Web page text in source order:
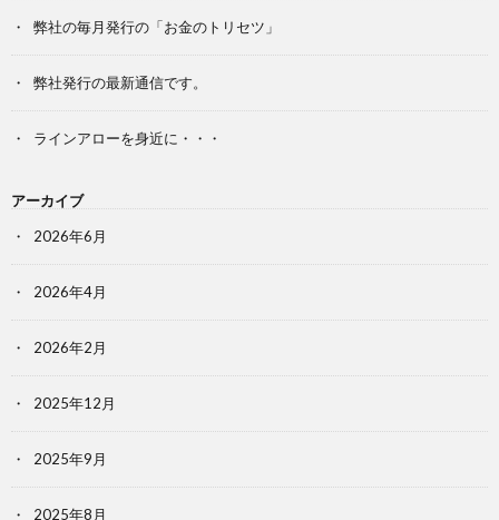
弊社の毎月発行の「お金のトリセツ」
弊社発行の最新通信です。
ラインアローを身近に・・・
アーカイブ
2026年6月
2026年4月
2026年2月
2025年12月
2025年9月
2025年8月